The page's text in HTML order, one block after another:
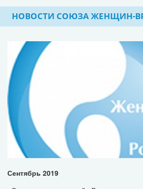
НОВОСТИ СОЮЗА ЖЕНЩИН-
Сентябрь 2019